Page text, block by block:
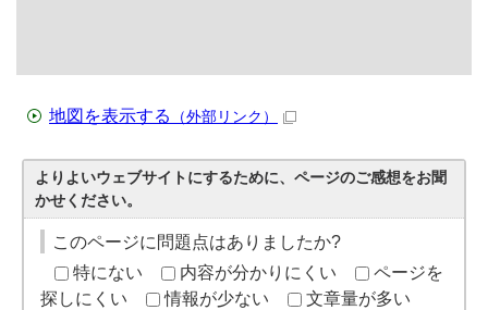
地図を表示する （外部リンク）
よりよいウェブサイトにするために、ページのご感想をお聞
かせください。
このページに問題点はありましたか?
特にない
内容が分かりにくい
ページを
探しにくい
情報が少ない 文章量が多い